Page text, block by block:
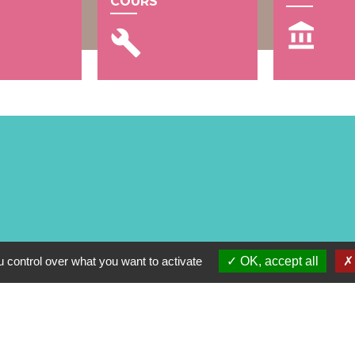
build account_balance
over what you want to activate OK, accept all